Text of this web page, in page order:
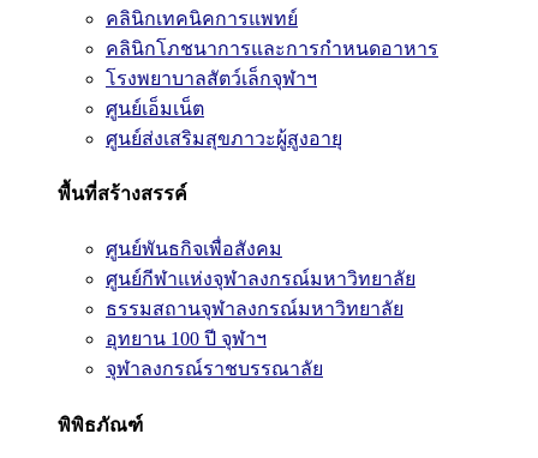
คลินิกเทคนิคการแพทย์
คลินิกโภชนาการและการกำหนดอาหาร
โรงพยาบาลสัตว์เล็กจุฬาฯ
ศูนย์เอ็มเน็ต
ศูนย์ส่งเสริมสุขภาวะผู้สูงอายุ
พื้นที่สร้างสรรค์
ศูนย์พันธกิจเพื่อสังคม
ศูนย์กีฬาแห่งจุฬาลงกรณ์มหาวิทยาลัย
ธรรมสถานจุฬาลงกรณ์มหาวิทยาลัย
อุทยาน 100 ปี จุฬาฯ
จุฬาลงกรณ์ราชบรรณาลัย
พิพิธภัณฑ์